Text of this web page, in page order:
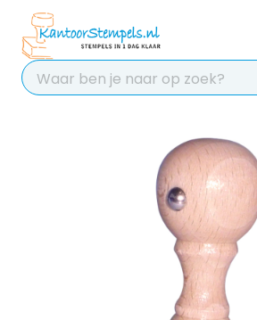
Chat 24/7 met onze
voor hulp
Contact